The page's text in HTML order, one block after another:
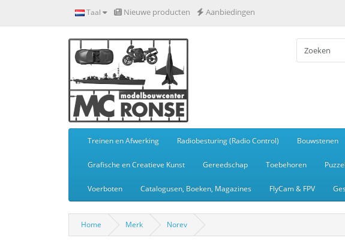
Taal Nieuwe producten Aanbiedingen
Treinen en Afwerking Radiobesturing (Radio Control) Bouwstenen
Grafische en Creatieve Kunst Gereedschap Toebehoren
Voerboten Catalogusen, Boeken, Magazines FlyCam & FPV
Home Merk Norev